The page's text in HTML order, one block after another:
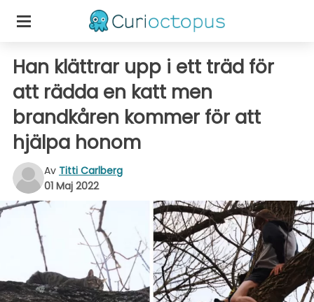
Han klättrar upp i ett träd för
att rädda en katt men
brandkåren kommer för att
hjälpa honom
Av Titti Carlberg
01 Maj 2022